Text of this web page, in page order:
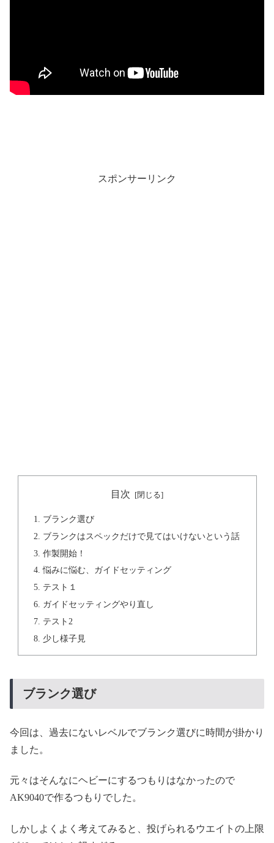
スポンサーリンク
目次
ブランク選び
ブランクはスペックだけで見てはいけないという話
作製開始！
悩みに悩む、ガイドセッティング
テスト１
ガイドセッティングやり直し
テスト2
少し様子見
ブランク選び
今回は、過去にないレベルでブランク選びに時間が掛かり
ました。
元々はそんなにヘビーにするつもりはなかったので
AK9040で作るつもりでした。
しかしよくよく考えてみると、投げられるウエイトの上限